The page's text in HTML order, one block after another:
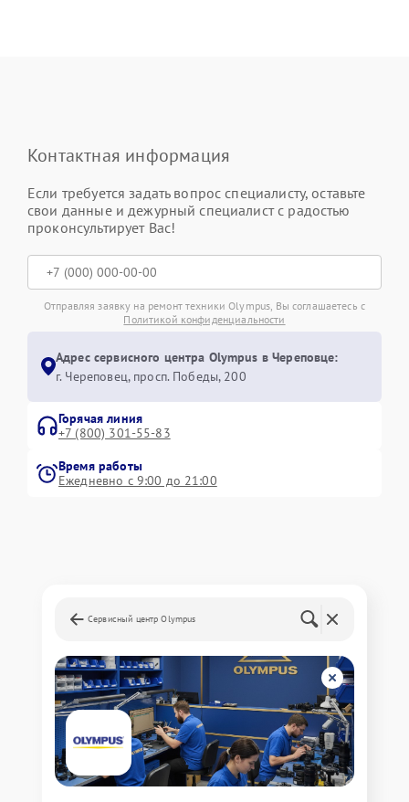
Контактная информация
Если требуется задать вопрос специалисту, оставьте
свои данные и дежурный специалист с радостью
проконсультирует Вас!
Отправляя заявку на ремонт техники Olympus, Вы соглашаетесь с
Политикой конфиденциальности
Адрес сервисного центра Olympus в Череповце:
г. Череповец, просп. Победы, 200
Горячая линия
+7 (800) 301-55-83
Время работы
Ежедневно с 9:00 до 21:00
Сервисный центр Olympus